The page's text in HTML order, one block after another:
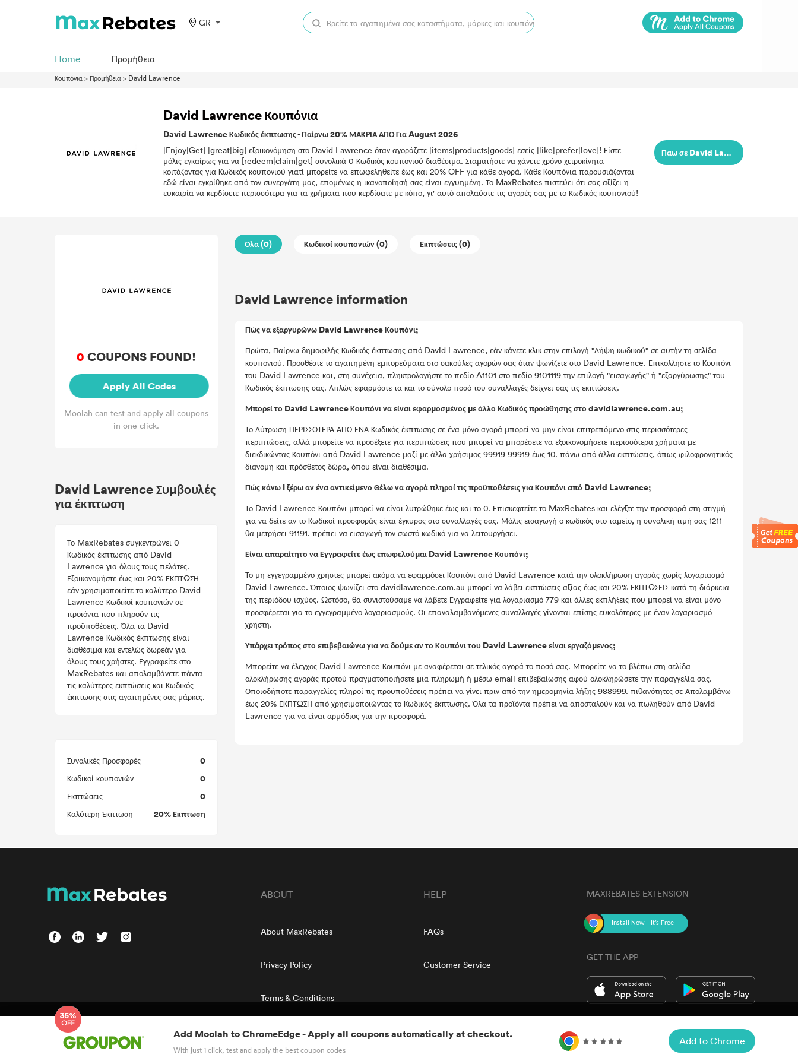
GR
Home Προμήθεια
Κουπόνια>Προμήθεια> David Lawrence
David Lawrence Κουπόνια
David Lawrence Κωδικός έκπτωσης - Παίρνω 20% ΜΑΚΡΙΑ ΑΠΟ Για August 2026
[Enjoy|Get] [great|big] εξοικονόμηση στο David Lawrence όταν αγοράζετε [items|products|goods] εσείς [like|prefer|love]! Είστε
μόλις εγκαίρως για να [redeem|claim|get] συνολικά 0 Κωδικός κουπονιού διαθέσιμα. Σταματήστε να χάνετε χρόνο χειροκίνητα
κοιτάζοντας για Κωδικός κουπονιού γιατί μπορείτε να επωφεληθείτε έως και 20% OFF για κάθε αγορά. Κάθε Κουπόνια παρουσιάζονται
εδώ είναι εγκρίθηκε από τον συνεργάτη μας, επομένως η ικανοποίησή σας είναι εγγυημένη. Το MaxRebates πιστεύει ότι σας αξίζει η
ευκαιρία να κερδίσετε περισσότερα για τα χρήματα που κερδίσατε με κόπο, γι' αυτό απολαύστε τις αγορές σας με το Κωδικός κουπονιού!
Παω σε David Lawrence
0 COUPONS FOUND!
Apply All Codes
Moolah can test and apply all coupons
in one click.
David Lawrence Συμβουλές
για έκπτωση
Το MaxRebates συγκεντρώνει 0
Κωδικός έκπτωσης από David
Lawrence για όλους τους πελάτες.
Εξοικονομήστε έως και 20% ΕΚΠΤΩΣΗ
εάν χρησιμοποιείτε το καλύτερο David
Lawrence Κωδικοί κουπονιών σε
προϊόντα που πληρούν τις
προϋποθέσεις. Όλα τα David
Lawrence Κωδικός έκπτωσης είναι
διαθέσιμα και εντελώς δωρεάν για
όλους τους χρήστες. Εγγραφείτε στο
MaxRebates και απολαμβάνετε πάντα
τις καλύτερες εκπτώσεις και Κωδικός
έκπτωσης στις αγαπημένες σας μάρκες.
Συνολικές Προσφορές 0
Κωδικοί κουπονιών 0
Εκπτώσεις 0
Καλύτερη Έκπτωση 20% Εκπτωση
Ολα (0) Κωδικοί κουπονιών (0) Εκπτώσεις (0)
David Lawrence information
Πώς να εξαργυρώνω David Lawrence Κουπόνι;
Πρώτα, Παίρνω δημοφιλής Κωδικός έκπτωσης από David Lawrence, εάν κάνετε κλικ στην επιλογή "Λήψη κωδικού" σε αυτήν τη σελίδα
κουπονιού. Προσθέστε το αγαπημένη εμπορεύματα στο σακούλες αγορών σας όταν ψωνίζετε στο David Lawrence. Επικολλήστε το Κουπόνι
του David Lawrence και, στη συνέχεια, πληκτρολογήστε το πεδίο A1101 στο πεδίο 9101119 την επιλογή "εισαγωγής" ή "εξαργύρωσης" του
Κωδικός έκπτωσης σας. Απλώς εφαρμόστε τα και το σύνολο ποσό του συναλλαγές δείχνει σας τις εκπτώσεις.
Μπορεί το David Lawrence Κουπόνι να είναι εφαρμοσμένος με άλλο Κωδικός προώθησης στο davidlawrence.com.au;
Το Λύτρωση ΠΕΡΙΣΣΟΤΕΡΑ ΑΠΟ ΕΝΑ Κωδικός έκπτωσης σε ένα μόνο αγορά μπορεί να μην είναι επιτρεπόμενο στις περισσότερες
περιπτώσεις, αλλά μπορείτε να προσέξετε για περιπτώσεις που μπορεί να μπορέσετε να εξοικονομήσετε περισσότερα χρήματα με
διεκδικώντας Κουπόνι από David Lawrence μαζί με άλλα χρήσιμος 99919 99919 έως 10. πάνω από άλλα εκπτώσεις, όπως φιλοφρονητικός
διανομή και πρόσθετος δώρα, όπου είναι διαθέσιμα.
Πώς κάνω I ξέρω αν ένα αντικείμενο Θέλω να αγορά πληροί τις προϋποθέσεις για Κουπόνι από David Lawrence;
Το David Lawrence Κουπόνι μπορεί να είναι λυτρώθηκε έως και το 0. Επισκεφτείτε το MaxRebates και ελέγξτε την προσφορά στη στιγμή
για να δείτε αν το Κωδικοί προσφοράς είναι έγκυρος στο συναλλαγές σας. Μόλις εισαγωγή ο κωδικός στο ταμείο, η συνολική τιμή σας 1211
θα μετρήσει 91191. πρέπει να εισαγωγή τον σωστό κωδικό για να λειτουργήσει.
Είναι απαραίτητο να Εγγραφείτε έως επωφελούμαι David Lawrence Κουπόνι;
Το μη εγγεγραμμένο χρήστες μπορεί ακόμα να εφαρμόσει Κουπόνι από David Lawrence κατά την ολοκλήρωση αγοράς χωρίς λογαριασμό
David Lawrence. Όποιος ψωνίζει στο davidlawrence.com.au μπορεί να λάβει εκπτώσεις αξίας έως και 20% ΕΚΠΤΩΣΕΙΣ κατά τη διάρκεια
της περιόδου ισχύος. Ωστόσο, θα συνιστούσαμε να λάβετε Εγγραφείτε για λογαριασμό 779 και άλλες εκπλήξεις που μπορεί να είναι μόνο
προσφέρεται για το εγγεγραμμένο λογαριασμούς. Οι επαναλαμβανόμενες συναλλαγές γίνονται επίσης ευκολότερες με έναν λογαριασμό
χρήστη.
Υπάρχει τρόπος στο επιβεβαιώνω για να δούμε αν το Κουπόνι του David Lawrence είναι εργαζόμενος;
Μπορείτε να έλεγχος David Lawrence Κουπόνι με αναφέρεται σε τελικός αγορά το ποσό σας. Μπορείτε να το βλέπω στη σελίδα
ολοκλήρωσης αγοράς προτού πραγματοποιήσετε μια πληρωμή ή μέσω email επιβεβαίωσης αφού ολοκληρώσετε την παραγγελία σας.
Οποιοδήποτε παραγγελίες πληροί τις προϋποθέσεις πρέπει να γίνει πριν από την ημερομηνία λήξης 988999. πιθανότητες σε Απολαμβάνω
έως 20% ΕΚΠΤΩΣΗ από χρησιμοποιώντας το Κωδικός έκπτωσης. Όλα τα προϊόντα πρέπει να αποσταλούν και να πωληθούν από David
Lawrence για να είναι αρμόδιος για την προσφορά.
ABOUT
About MaxRebates
Privacy Policy
Terms & Conditions
HELP
FAQs
Customer Service
MAXREBATES EXTENSION
GET THE APP
Copyright © 2020 - 2022 MaxRebates.com. All Rights Reserved.
Add Moolah toChromeEdge- Apply all coupons automatically at checkout.
With just 1 click, test and apply the best coupon codes
Add to Chrome
We use cookies to collect and analyze information on site performance and usage, and to enhance and customize content and
advertisements. According to GDPR, allowed us to view order references of the user. By clicking accept, you accept ourPrivacy
Policyand the use of cookie.
Cookie Preferences